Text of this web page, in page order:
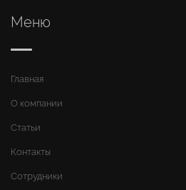
Меню
Главная
О компании
Статьи
Контакты
Сотрудники